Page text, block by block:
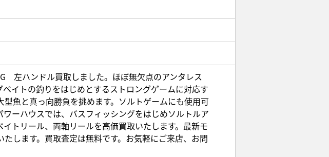
ンドル買取しました。ほぼ無欠点のアンタレス
イトの釣りをはじめとするストロングゲームに対応す
魚と真っ向勝負を挑めます。ソルトゲームにも使用可
ーハウスでは、バスフィッシングをはじめソルトルア
トリール、両軸リールを高価買取いたします。最新モ
します。買取査定は無料です。お気軽にご来店、お問